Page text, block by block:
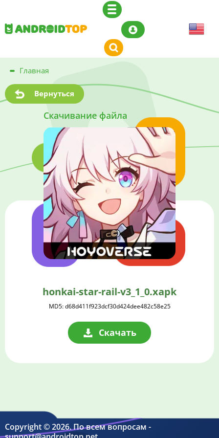
Главная
Вернуться
Скачивание файла
honkai-star-rail-v3_1_0.xapk
MD5: d68d411f923dcf30d424dee482c58e25
Скачать
Copyright © 2026. По всем вопросам -